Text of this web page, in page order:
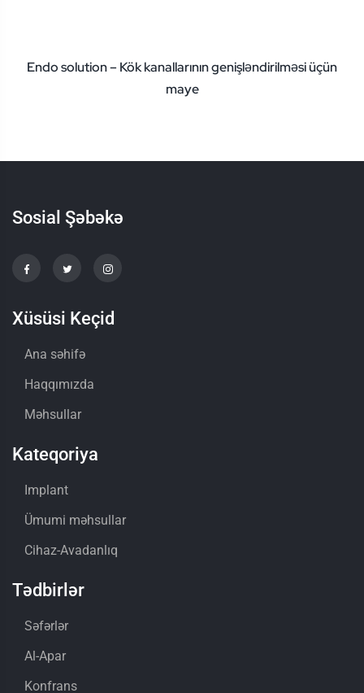
Endo solution – Kök kanallarının genişləndirilməsi üçün
maye
Sosial Şəbəkə
Xüsüsi Keçid
Ana səhifə
Haqqımızda
Məhsullar
Kateqoriya
Implant
Ümumi məhsullar
Cihaz-Avadanlıq
Tədbirlər
Səfərlər
Al-Apar
Konfrans